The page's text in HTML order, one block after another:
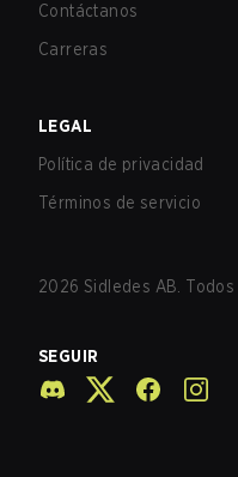
Contáctanos
Carreras
LEGAL
Política de privacidad
Términos de servicio
2026 Sidledes AB.
SEGUIR